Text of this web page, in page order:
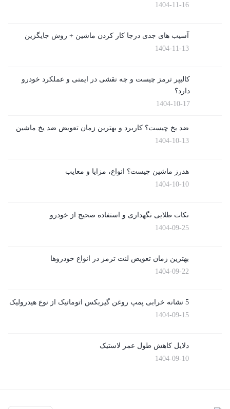
1404-11-16
آسیب های جدی درجا کار کردن ماشین + روش جایگزین
1404-11-13
کالیپر ترمز چیست و چه نقشی در ایمنی و عملکرد خودرو
دارد؟
1404-10-17
ضد یخ چیست؟ کاربرد و بهترین زمان تعویض ضد یخ ماشین
1404-10-13
هدرز ماشین چیست؟ انواع، مزایا و معایب
1404-10-10
نکات طلایی نگهداری و استفاده صحیح از خودرو
1404-09-25
بهترین زمان تعویض لنت ترمز در انواع خودروها
1404-09-22
5 نشانه خرابی پمپ روغن گیربکس اتوماتیک از نوع هیدرولیک
1404-09-15
دلایل کاهش طول عمر لاستیک
1404-09-10